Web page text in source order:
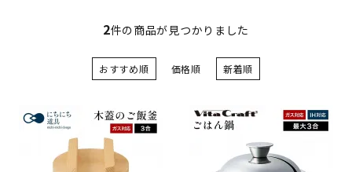
2件の商品が見つかりました
おすすめ順 価格順 新着順